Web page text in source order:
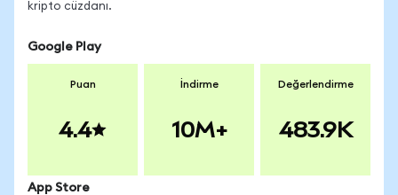
kripto cüzdanı.
Google Play
Puan
4.4
İndirme
10M+
Değerlendirme
483.9K
App Store